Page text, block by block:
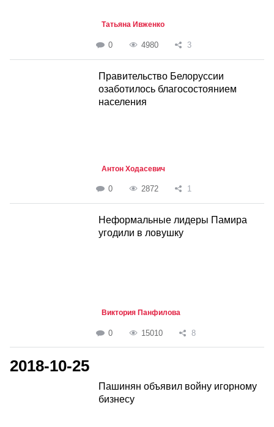
Татьяна Ивженко
0 4980 3
Правительство Белоруссии
озаботилось благосостоянием
населения
Антон Ходасевич
0 2872 1
Неформальные лидеры Памира
угодили в ловушку
Виктория Панфилова
0 15010 8
2018-10-25
Пашинян объявил войну игорному
бизнесу